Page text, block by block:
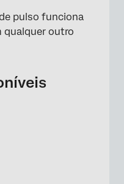
pulso funciona
qualquer outro